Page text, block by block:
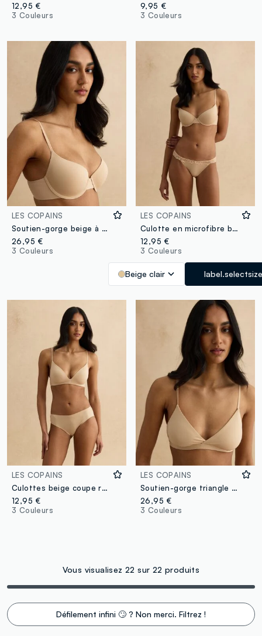
12,95 €
3 Couleurs
9,95 €
3 Couleurs
LES COPAINS
Soutien-gorge beige à couverture totale avec bonnets rembourrés
26,95 €
3 Couleurs
LES COPAINS
Culotte en microfibre beige coupe regular avec détails en dentelle
12,95 €
3 Couleurs
Beige clair
LES COPAINS
Culottes beige coupe régulière avec détails en dentelle
12,95 €
3 Couleurs
LES COPAINS
Soutien-gorge triangle en microfibre beige
26,95 €
3 Couleurs
Vous visualisez 22 sur 22 produits
Défilement infini 🙄 ? Non merci. Filtrez !